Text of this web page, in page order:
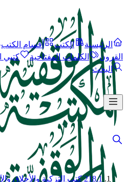
الرئيسية الكتب أقسام الكتب
القرون
الكلمات المفتاحية
كتبي
البحث
218.1 كتب التزكية والأخلاق والآداب